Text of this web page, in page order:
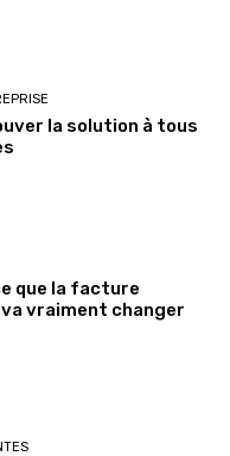
la solution à tous
que la facture
vraiment changer